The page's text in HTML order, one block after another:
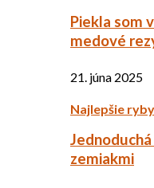
Piekla som
medové
21. júna 2025
Najlepšie ryby
zemiakmi